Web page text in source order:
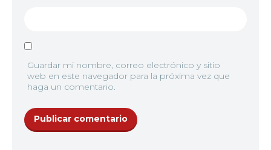
Guardar mi nombre, correo electrónico y sitio
web en este navegador para la próxima vez que
haga un comentario.